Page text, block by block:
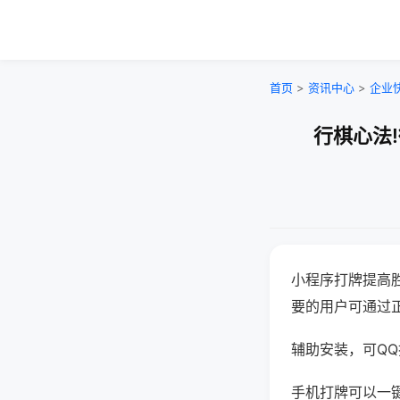
首页 > 资讯中心 > 企业
行棋心法
小程序打牌提高
要的用户可通过
辅助安装，可
手机打牌可以一